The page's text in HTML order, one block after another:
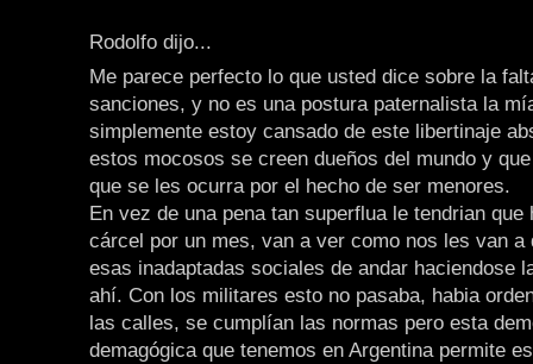
Rodolfo dijo...
Me parece perfecto lo que usted dice sobre la
sanciones, y no es una postura paternalista la
simplemente estoy cansado de este libertinaje
estos mocosos se creen dueños del mundo y
que se les ocurra por el hecho de ser menores.
En vez de una pena tan superflua le tendrian que
cárcel por un mes, van a ver como nos les van a
esas inadaptadas sociales de andar haciendose
ahí. Con los militares esto no pasaba, habia
las calles, se cumplían las normas pero esta
demagógica que tenemos en Argentina permite